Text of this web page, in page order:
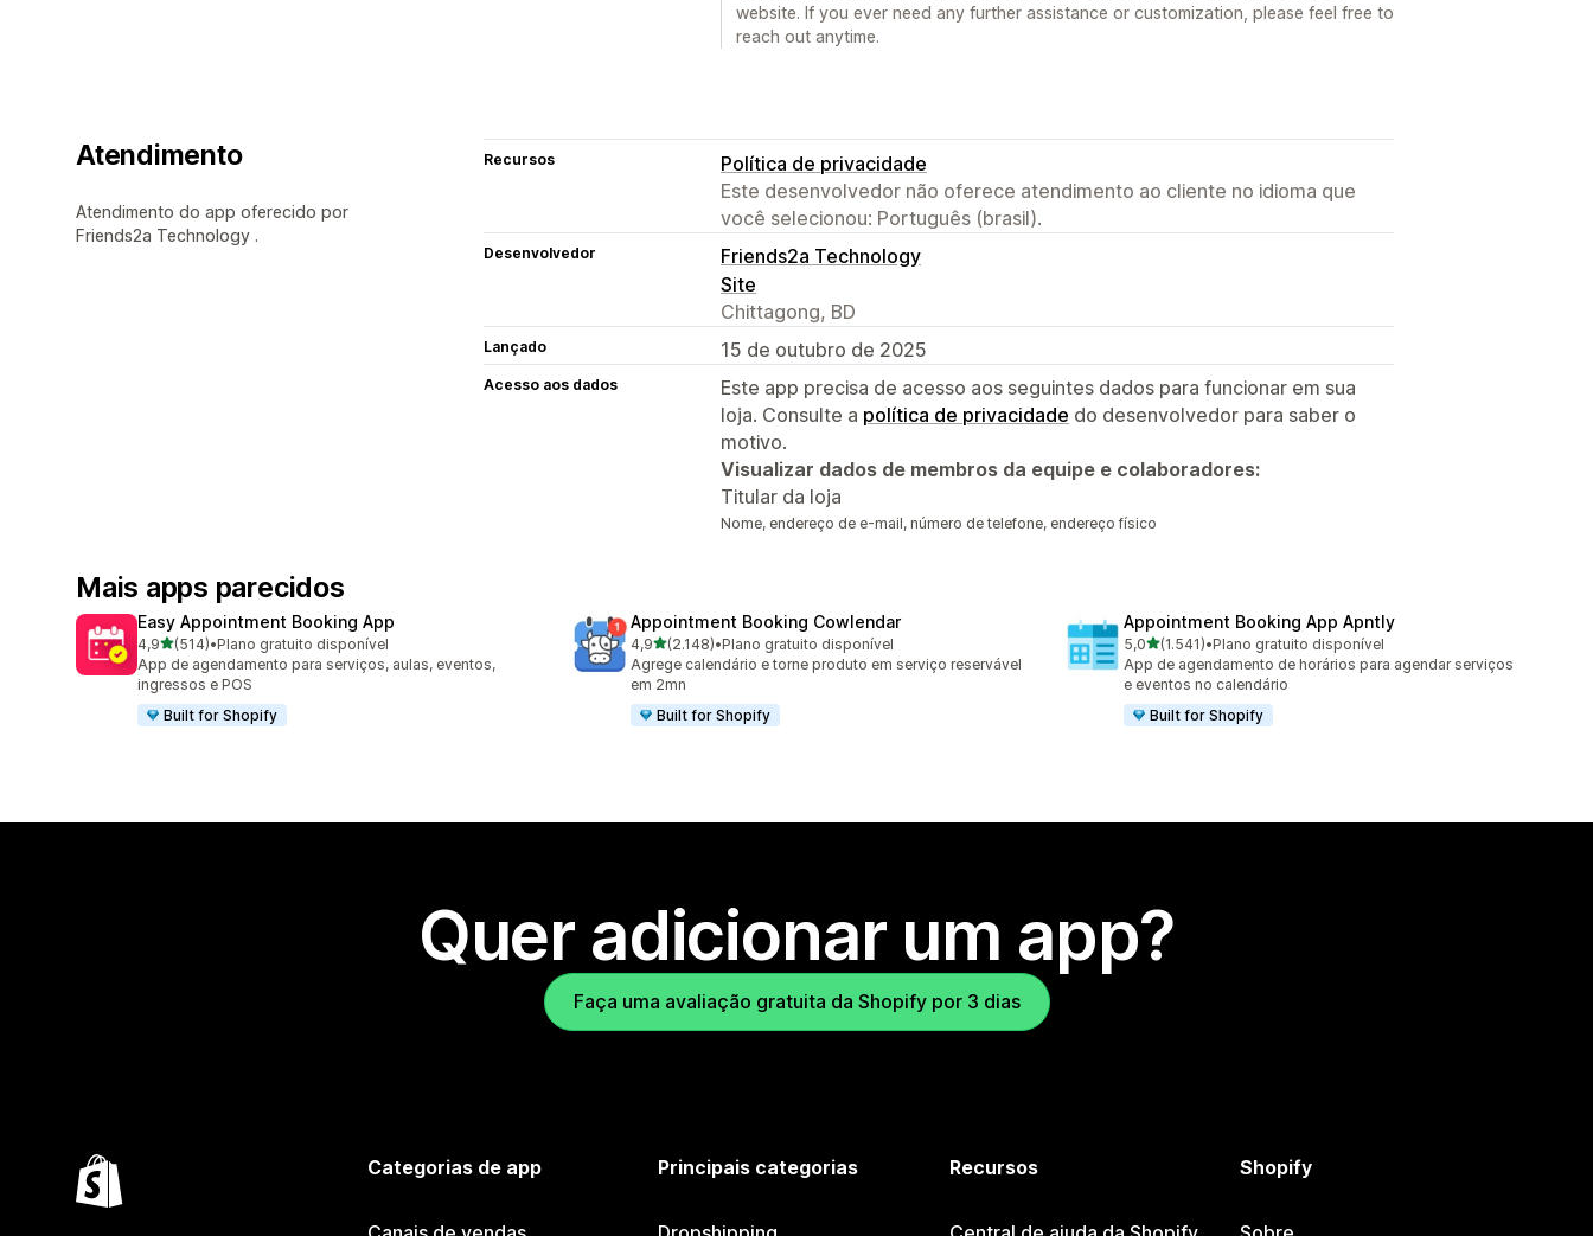
website. If you ever need any further assistance or customization, please feel free to
reach out anytime.
Atendimento
Atendimento do app oferecido por
Friends2a Technology .
Recursos
Política de privacidade
Este desenvolvedor não oferece atendimento ao cliente no idioma que
você selecionou: Português (brasil).
Desenvolvedor
Friends2a Technology
Site
Chittagong, BD
Lançado 15 de outubro de 2025
Acesso aos dados
Este app precisa de acesso aos seguintes dados para funcionar em sua
loja. Consulte a política de privacidade do desenvolvedor para saber o
motivo.
Visualizar dados de membros da equipe e colaboradores:
Titular da loja
Nome, endereço de e-mail, número de telefone, endereço físico
Mais apps parecidos
Easy Appointment Booking App
4,9de 5 estrelas
(514)
514 avaliações ao todo
•Plano gratuito disponível
App de agendamento para serviços, aulas, eventos,
ingressos e POS
Built for Shopify
Appointment Booking Cowlendar
4,9de 5 estrelas
(2.148)
2148 avaliações ao todo
•Plano gratuito disponível
Agrege calendário e torne produto em serviço reservável
em 2mn
Built for Shopify
Appointment Booking App Apntly
5,0de 5 estrelas
(1.541)
1541 avaliações ao todo
•Plano gratuito disponível
App de agendamento de horários para agendar serviços
e eventos no calendário
Built for Shopify
Quer adicionar um app?
Faça uma avaliação gratuita da Shopify por 3 dias
Categorias de app Principais categorias Recursos Shopify